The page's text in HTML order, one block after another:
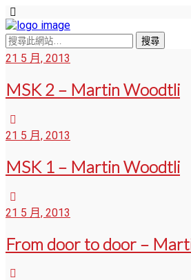
21 5 月, 2013
MSK 2 – Martin Woodtli
21 5 月, 2013
MSK 1 – Martin Woodtli
21 5 月, 2013
From door to door –